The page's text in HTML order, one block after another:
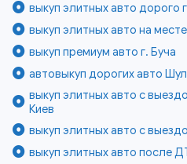
выкуп элитных авто дорого
выкуп элитных авто на
выкуп премиум авто г. Буча
автовыкуп дорогих авто
выкуп элитных авто с
Киев
выкуп элитных авто с
выкуп элитных авто после